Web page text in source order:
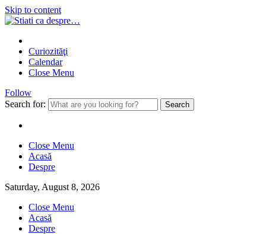
Skip to content
Curiozităţi
Calendar
Close Menu
Follow
Search for:
Close Menu
Acasă
Despre
Saturday, August 8, 2026
Close Menu
Acasă
Despre